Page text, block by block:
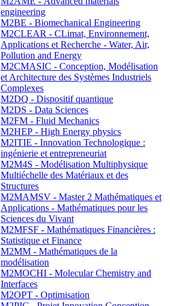
engineering
M2BE - Biomechanical Engineering
M2CLEAR - CLimat, Environnement,
Applications et Recherche - Water, Air,
Pollution and Energy
M2CMASIC - Conception, Modélisation
et Architecture des Systèmes Industriels
Complexes
M2DQ - Dispositif quantique
M2DS - Data Sciences
M2FM - Fluid Mechanics
M2HEP - High Energy physics
M2ITIE - Innovation Technologique :
ingénierie et entrepreneuriat
M2M4S - Modélisation Multiphysique
Multiéchelle des Matériaux et des
Structures
M2MAMSV - Master 2 Mathématiques et
Applications - Mathématiques pour les
Sciences du Vivant
M2MFSF - Mathématiques Financières :
Statistique et Finance
M2MM - Mathématiques de la
modélisation
M2MOCHI - Molecular Chemistry and
Interfaces
M2OPT - Optimisation